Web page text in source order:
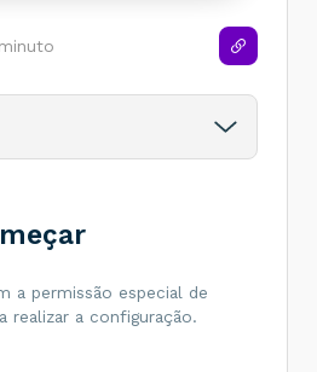
a permissão especial de
realizar a configuração.